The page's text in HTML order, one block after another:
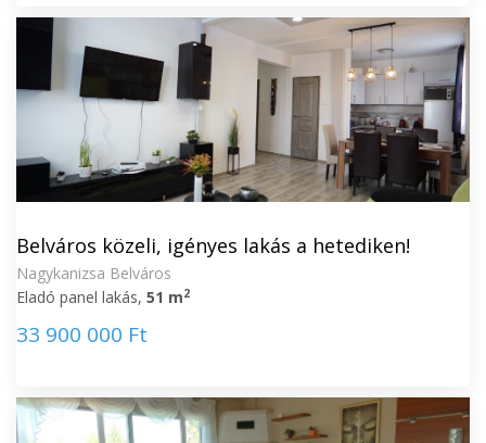
Belváros közeli, igényes lakás a hetediken!
Nagykanizsa Belváros
Eladó panel lakás, 51 m2
33 900 000 Ft